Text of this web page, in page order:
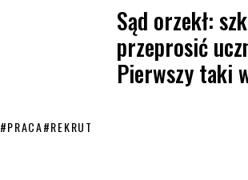
#PRACA#REKRUT
Sąd orzekł:
przeprosić
Pierwszy taki